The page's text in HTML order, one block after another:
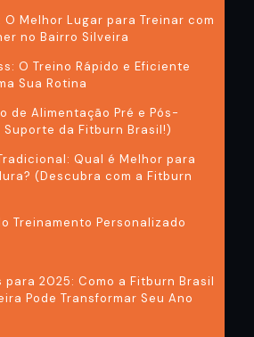
Melhor Lugar para Treinar com
no Bairro Silveira
O Treino Rápido e Eficiente
Sua Rotina
de Alimentação Pré e Pós-
Suporte da Fitburn Brasil!)
Qual é Melhor para
(Descubra com a Fitburn
Treinamento Personalizado
para 2025: Como a Fitburn Brasil
Pode Transformar Seu Ano